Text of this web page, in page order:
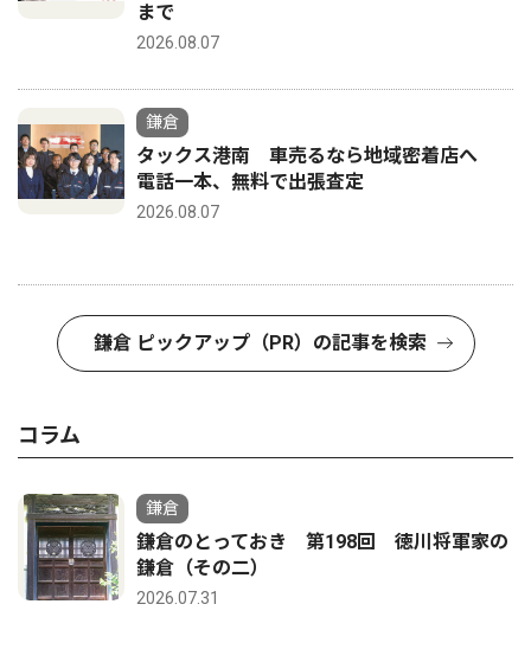
まで
2026.08.07
鎌倉
タックス港南 車売るなら地域密着店へ
電話一本、無料で出張査定
2026.08.07
鎌倉 ピックアップ（PR）の記事を検索
コラム
鎌倉
鎌倉のとっておき 第198回 徳川将軍家の
鎌倉（その二）
2026.07.31